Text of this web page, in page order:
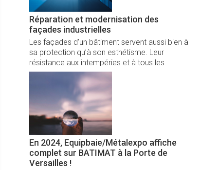
Réparation et modernisation des
façades industrielles
Les façades d’un bâtiment servent aussi bien à
sa protection qu’à son esthétisme. Leur
résistance aux intempéries et à tous les
dangers est, de ce fait, une question qui mérite
une attention particulière. Les solutions
modernes de vitrage et l’usinage de précision
révolutionnent à ce titre le renforcement de
ces façades.
En 2024, Equipbaie/Métalexpo affiche
complet sur BATIMAT à la Porte de
Versailles !